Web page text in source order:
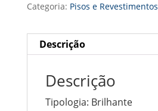
Categoria: Pisos e Revestimentos
Descrição
Descrição
Tipologia: Brilhante